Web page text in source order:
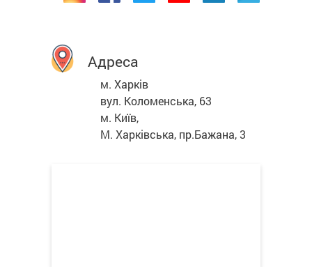
Адреса
м. Харків
вул. Коломенська, 63
м. Київ,
М. Харківська, пр.Бажана, 3